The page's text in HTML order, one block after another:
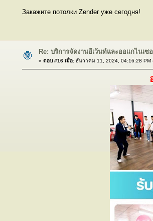
Закажите потолки Zender уже сегодня!
Re: บริการจัดงานอีเว้นท์และออแกไนเ
« ตอบ #16 เมื่อ: ธันวาคม 11, 2024, 04:16:28 PM